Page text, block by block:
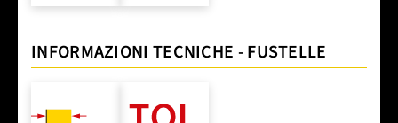
INFORMAZIONI TECNICHE - FUSTELLE